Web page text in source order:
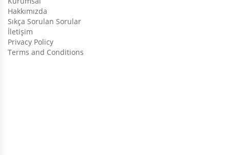
Hakkımızda
Sıkça Sorulan Sorular
İletişim
Privacy Policy
Terms and Conditions